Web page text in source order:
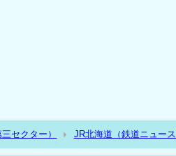
セクター） JR北海道（鉄道ニュー